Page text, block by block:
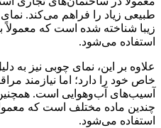
طبیعی زیاد را فراهم می‌کند.
زیبا شناخته شده است که معمولاً
استفاده می‌شود.
علاوه بر این، نمای چوبی نیز به
خاص خود را دارد؛ اما نیازمند
آسیب‌های آب‌وهوایی است. همچنین
چندین ماده مختلف است که
استفاده می‌شود.